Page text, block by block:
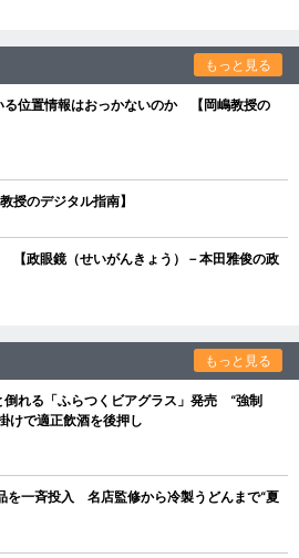
もっと見る
る位置情報はおっかないのか 【岡嶋教授の
のデジタル指南】
【政眼鏡（せいがんきょう）－本田雅俊の政
もっと見る
倒れる「ふらつくビアグラス」発売 “強制
けで適正飲酒を後押し
を一斉投入 名店監修から冷製うどんまで“夏